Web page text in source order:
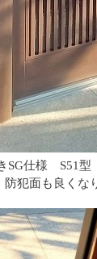
SG仕様 S51
犯面も良くな